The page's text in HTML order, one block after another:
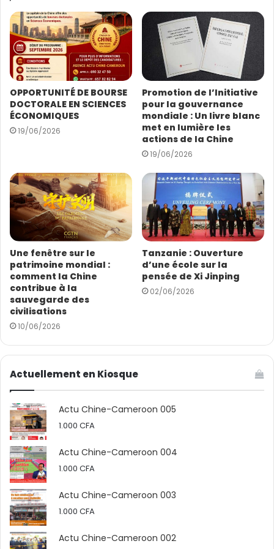
Discovering China propose des documentaires
soigneusement sélectionnés et qui mettent en valeur
les réalisations de la modernisation chinoise et les
échanges culturels, pour présenter une image
d’ensemble du développement et des attraits
culturels de la Chine.
(Source : CGTN)
r
e
a
d
s
s
e
E
m
OPPORTUNITÉ DE BOURSE
DOCTORALE EN SCIENCES
ÉCONOMIQUES
19/06/2026
Promotion de l’Initiative
pour la gouvernance
mondiale : Un livre blanc
met en lumière les
actions de la Chine
19/06/2026
Une fenêtre sur le
patrimoine mondial :
comment la Chine
contribue à la
sauvegarde des
civilisations
10/06/2026
Tanzanie : Ouverture
d’une école sur la
pensée de Xi Jinping
02/06/2026
Actuellement en Kiosque
Actu Chine-Cameroon 005
1.000 CFA
Actu Chine-Cameroon 004
1.000 CFA
Actu Chine-Cameroon 003
1.000 CFA
Actu Chine-Cameroon 002